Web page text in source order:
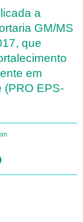
a
GM/MS
que
em
(PRO EPS-